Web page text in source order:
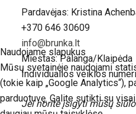
Pardavėjas: Kristina
+370 646 30609
info@brunka.lt
Miestas: Palanga/Klaipėda
Individualios veiklos
Jei norite įsigyti mūsų
Naudojame slapukus
Mūsų svetainėje naudojami
(tokie kaip „Google Analytics“),
parduotuvę. Galite sutikti su